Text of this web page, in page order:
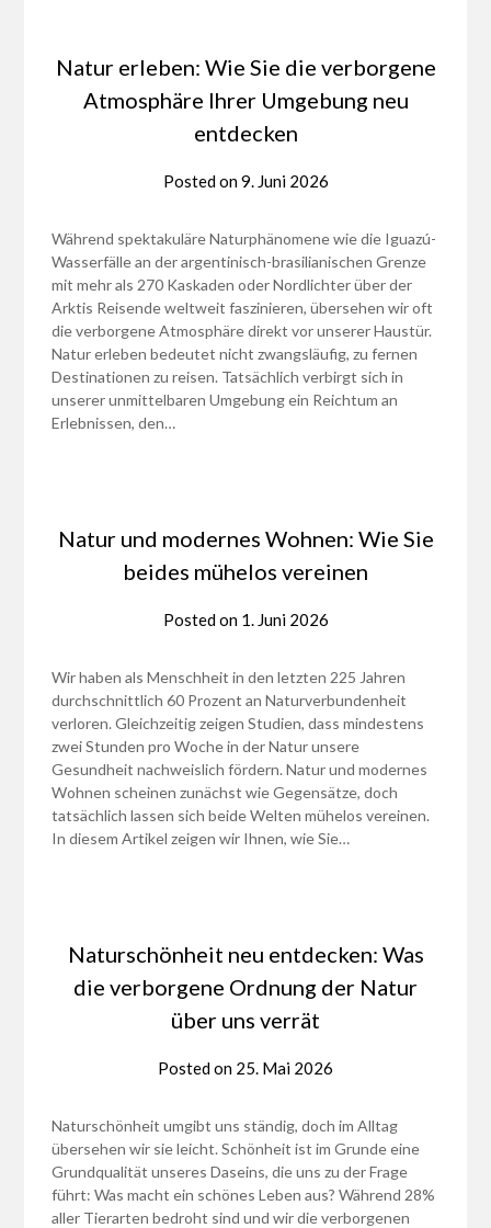
Natur erleben: Wie Sie die verborgene
Atmosphäre Ihrer Umgebung neu
entdecken
Posted on9. Juni 2026
Während spektakuläre Naturphänomene wie die Iguazú-
Wasserfälle an der argentinisch-brasilianischen Grenze
mit mehr als 270 Kaskaden oder Nordlichter über der
Arktis Reisende weltweit faszinieren, übersehen wir oft
die verborgene Atmosphäre direkt vor unserer Haustür.
Natur erleben bedeutet nicht zwangsläufig, zu fernen
Destinationen zu reisen. Tatsächlich verbirgt sich in
unserer unmittelbaren Umgebung ein Reichtum an
Erlebnissen, den…
Natur und modernes Wohnen: Wie Sie
beides mühelos vereinen
Posted on 1. Juni 2026
Wir haben als Menschheit in den letzten 225 Jahren
durchschnittlich 60 Prozent an Naturverbundenheit
verloren. Gleichzeitig zeigen Studien, dass mindestens
zwei Stunden pro Woche in der Natur unsere
Gesundheit nachweislich fördern. Natur und modernes
Wohnen scheinen zunächst wie Gegensätze, doch
tatsächlich lassen sich beide Welten mühelos vereinen.
In diesem Artikel zeigen wir Ihnen, wie Sie…
Naturschönheit neu entdecken: Was
die verborgene Ordnung der Natur
über uns verrät
Posted on 25. Mai 2026
Naturschönheit umgibt uns ständig, doch im Alltag
übersehen wir sie leicht. Schönheit ist im Grunde eine
Grundqualität unseres Daseins, die uns zu der Frage
führt: Was macht ein schönes Leben aus? Während 28%
aller Tierarten bedroht sind und wir die verborgenen